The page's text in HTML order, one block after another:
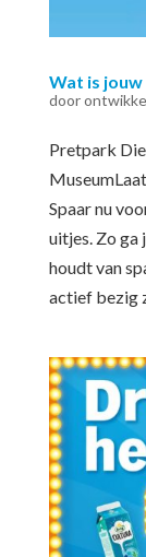
Wat is
door
Pretpark
Spaar nu
uitjes. Zo ga
houdt van
actief bezig